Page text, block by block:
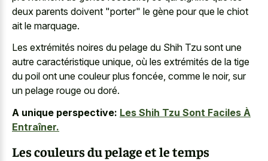
deux parents doivent "porter" le gène pour que le chiot
ait le marquage.
Les extrémités noires du pelage du Shih Tzu sont une
autre caractéristique unique, où les extrémités de la tige
du poil ont une couleur plus foncée, comme le noir, sur
un pelage rouge ou doré.
A unique perspective: Les Shih Tzu Sont Faciles À
Entraîner.
Les couleurs du pelage et le temps